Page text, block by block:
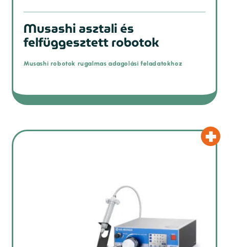
Musashi asztali és
felfüggesztett robotok
Musashi robotok rugalmas adagolási feladatokhoz